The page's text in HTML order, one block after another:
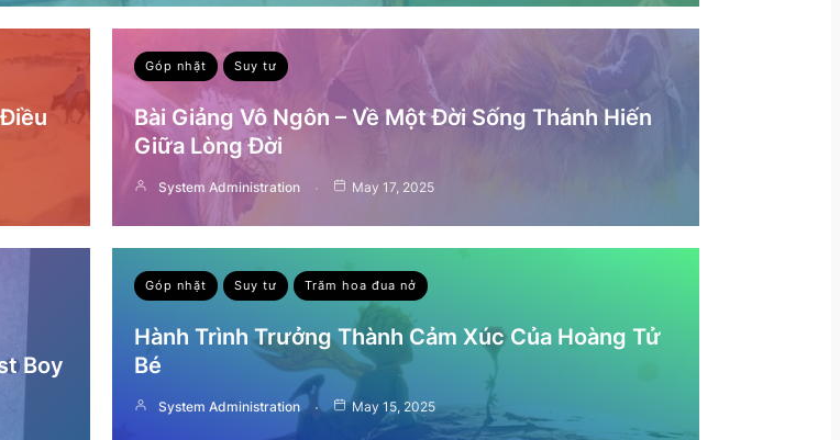
Góp nhặt Suy tư
Bài Giảng Vô Ngôn – Về Một Đời Sống Thánh Hiến
Giữa Lòng Đời
System Administration May 17, 2025
Boy
Góp nhặt Suy tư Trăm hoa đua nở
Hành Trình Trưởng Thành Cảm Xúc Của Hoàng Tử
Bé
System Administration May 15, 2025